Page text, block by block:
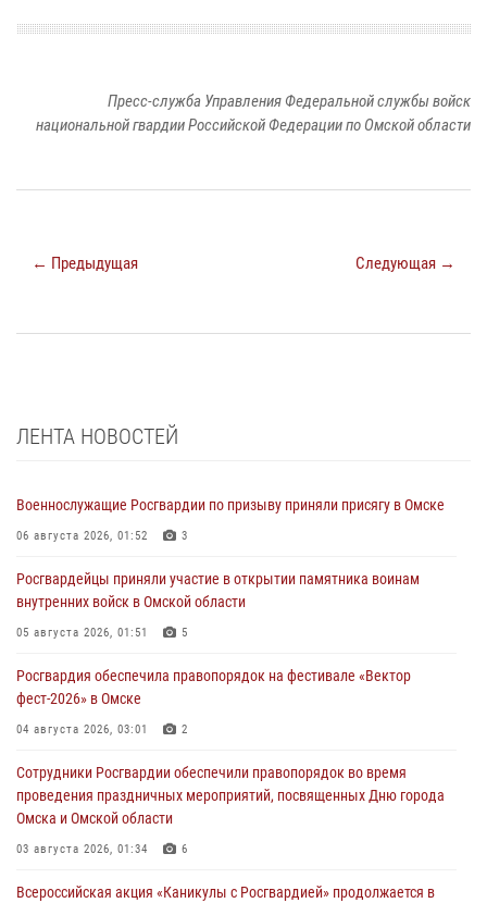
Пресс-служба Управления Федеральной службы войск
национальной гвардии Российской Федерации по Омской области
← Предыдущая Следующая →
ЛЕНТА НОВОСТЕЙ
Военнослужащие Росгвардии по призыву приняли присягу в Омске
06 августа 2026, 01:52 3
Росгвардейцы приняли участие в открытии памятника воинам
внутренних войск в Омской области
05 августа 2026, 01:51 5
Росгвардия обеспечила правопорядок на фестивале «Вектор
фест-2026» в Омске
04 августа 2026, 03:01 2
Сотрудники Росгвардии обеспечили правопорядок во время
проведения праздничных мероприятий, посвященных Дню города
Омска и Омской области
03 августа 2026, 01:34 6
Всероссийская акция «Каникулы с Росгвардией» продолжается в